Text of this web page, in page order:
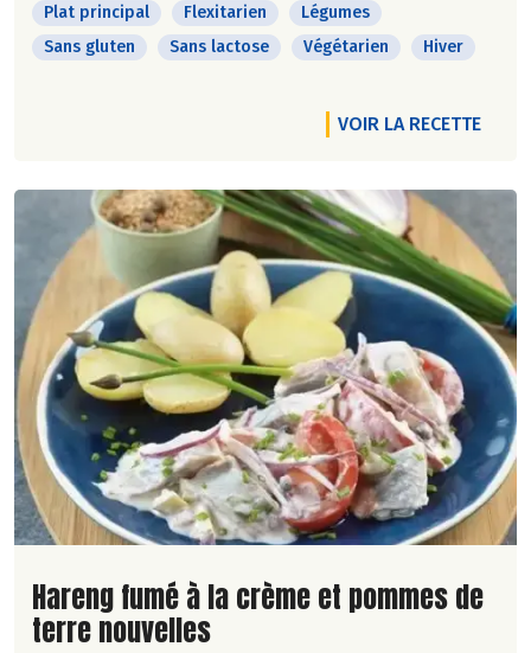
Plat principal Flexitarien
Légumes
Sans gluten
Sans lactose Végétarien Hiver
VOIR LA RECETTE
Lire la suite de la recette
Hareng fumé à la crème et pommes de
terre nouvelles